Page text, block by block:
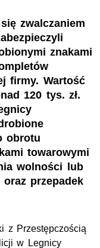
zwalczaniem
znakami
firmy. Wartość
120 tys. zł.
obrotu
towarowymi
wolności lub
przepadek
z Przestępczością
w Legnicy